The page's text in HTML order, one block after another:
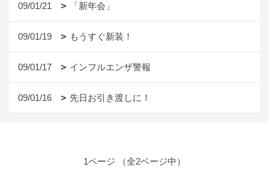
09/01/21 「新年会」
09/01/19 もうすぐ新装！
09/01/17 インフルエンザ警報
09/01/16 先日お引き渡しに！
1ページ （全2ページ中）